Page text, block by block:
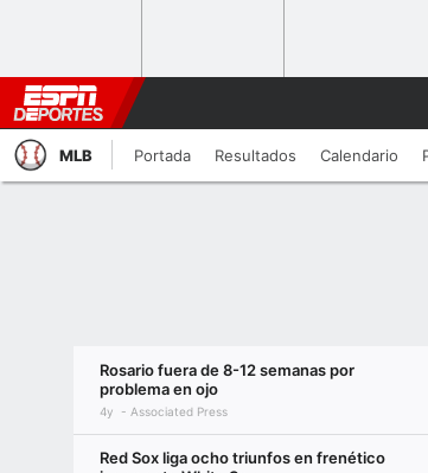
MLB Portada Resultados Calendario
Rosario fuera de 8-12 semanas por
problema en ojo
4y Associated Press
Red Sox liga ocho triunfos en frenético